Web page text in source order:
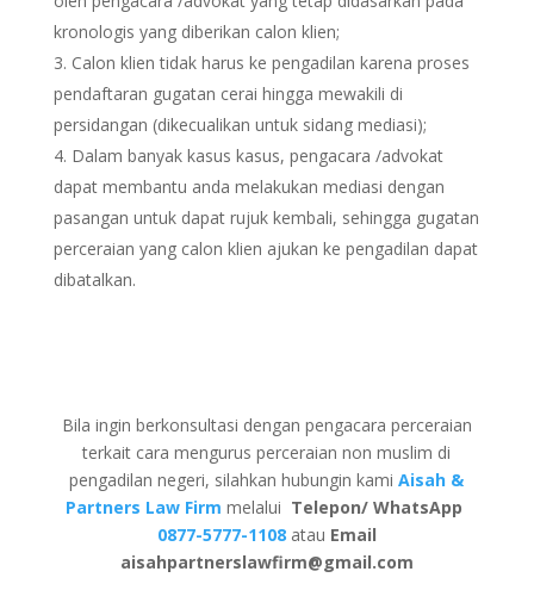
kronologis yang diberikan calon klien;
Calon klien tidak harus ke pengadilan karena proses
pendaftaran gugatan cerai hingga mewakili di
persidangan (dikecualikan untuk sidang mediasi);
Dalam banyak kasus kasus, pengacara /advokat
dapat membantu anda melakukan mediasi dengan
pasangan untuk dapat rujuk kembali, sehingga gugatan
perceraian yang calon klien ajukan ke pengadilan dapat
dibatalkan.
Bila ingin berkonsultasi dengan pengacara perceraian
terkait cara mengurus perceraian non muslim di
pengadilan negeri, silahkan hubungin kamiAisah &
Partners Law Firm melalui Telepon/ WhatsApp
0877-5777-1108 atau Email
aisahpartnerslawfirm@gmail.com